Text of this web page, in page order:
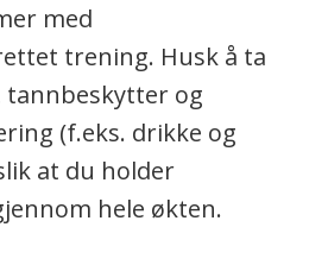
med
trening. Husk å ta
tannbeskytter og
(f.eks. drikke og
at du holder
hele økten.